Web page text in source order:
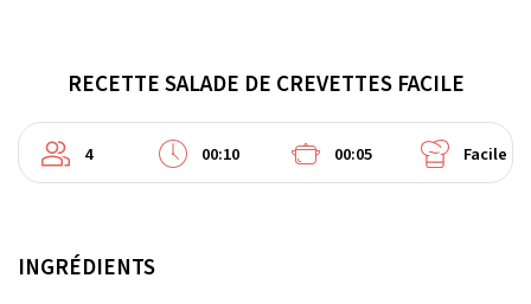
RECETTE SALADE DE CREVETTES FACILE
4 00:10 00:05 Facile
INGRÉDIENTS